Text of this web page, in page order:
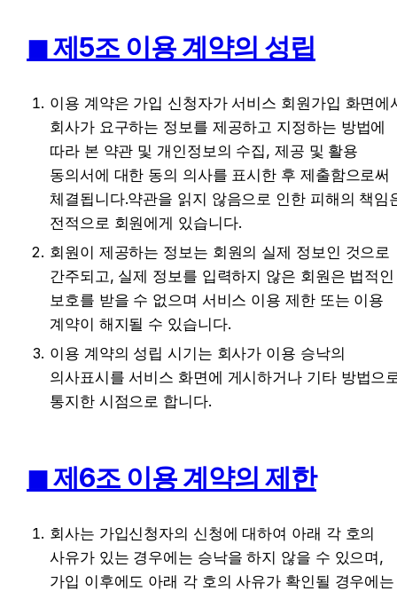
◼︎ 제5조 이용 계약의 성립
이용 계약은 가입 신청자가 서비스 회원가입 화면에
회사가 요구하는 정보를 제공하고 지정하는 방법에
따라 본 약관 및 개인정보의 수집, 제공 및 활용
동의서에 대한 동의 의사를 표시한 후 제출함으로써
체결됩니다.약관을 읽지 않음으로 인한 피해의 책임
전적으로 회원에게 있습니다.
회원이 제공하는 정보는 회원의 실제 정보인 것으로
간주되고, 실제 정보를 입력하지 않은 회원은 법적인
보호를 받을 수 없으며 서비스 이용 제한 또는 이용
계약이 해지될 수 있습니다.
이용 계약의 성립 시기는 회사가 이용 승낙의
의사표시를 서비스 화면에 게시하거나 기타 방법으
통지한 시점으로 합니다.
◼︎ 제6조 이용 계약의 제한
회사는 가입신청자의 신청에 대하여 아래 각 호의
사유가 있는 경우에는 승낙을 하지 않을 수 있으며,
가입 이후에도 아래 각 호의 사유가 확인될 경우에는